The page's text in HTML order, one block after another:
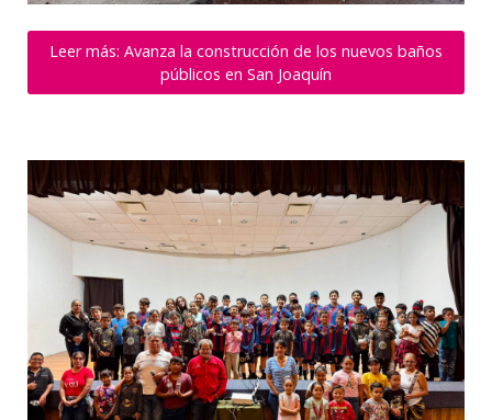
Leer más: Avanza la construcción de los nuevos baños
públicos en San Joaquín